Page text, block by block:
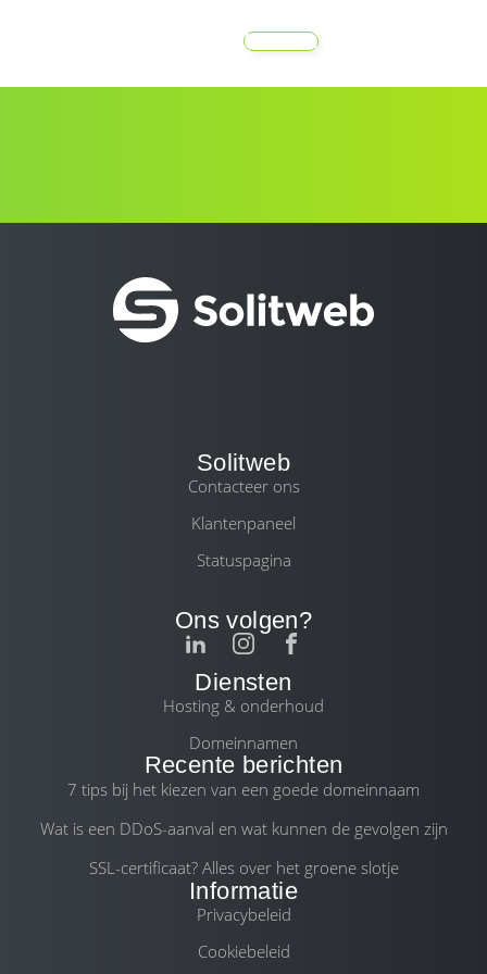
MENU
Solitweb
Contacteer ons
Klantenpaneel
Statuspagina
Ons volgen?
Diensten
Hosting & onderhoud
Domeinnamen
Recente berichten
7 tips bij het kiezen van een goede domeinnaam
Wat is een DDoS-aanval en wat kunnen de gevolgen zijn
SSL-certificaat? Alles over het groene slotje
Informatie
Privacybeleid
Cookiebeleid